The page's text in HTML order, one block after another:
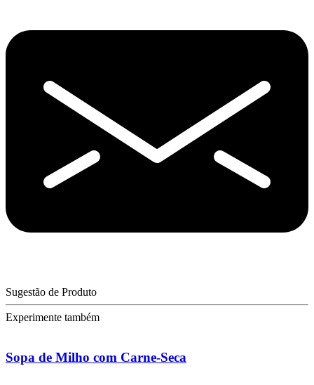
Sugestão de Produto
Experimente também
Sopa de Milho com Carne-Seca